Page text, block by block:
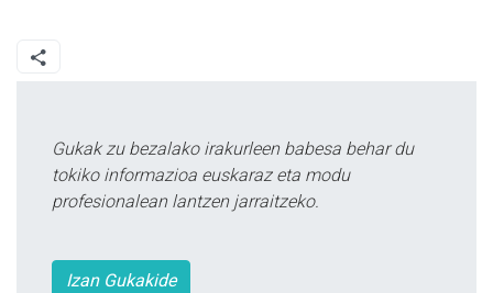
Gukak zu bezalako irakurleen babesa behar du
tokiko informazioa euskaraz eta modu
profesionalean lantzen jarraitzeko.
Izan Gukakide